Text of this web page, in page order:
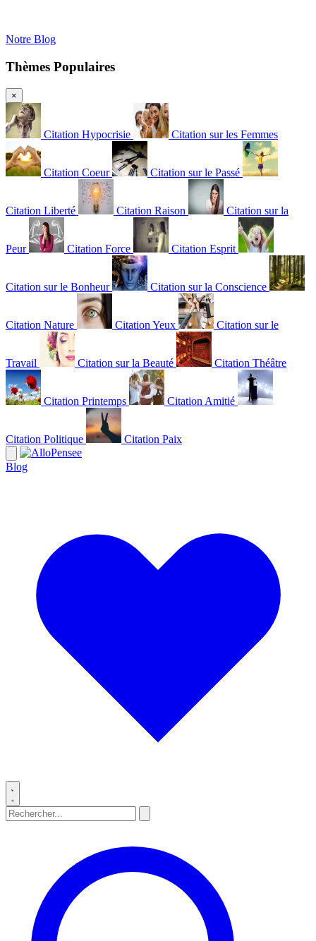
Notre Blog
Thèmes Populaires
×
Citation Hypocrisie Citation sur les Femmes
Citation Coeur Citation sur le Passé
Citation Liberté Citation Raison Citation sur la
Peur Citation Force Citation Esprit
Citation sur le Bonheur Citation sur la Conscience
Citation Nature Citation Yeux Citation sur le
Travail Citation sur la Beauté Citation Théâtre
Citation Printemps Citation Amitié
Citation Politique Citation Paix
Blog